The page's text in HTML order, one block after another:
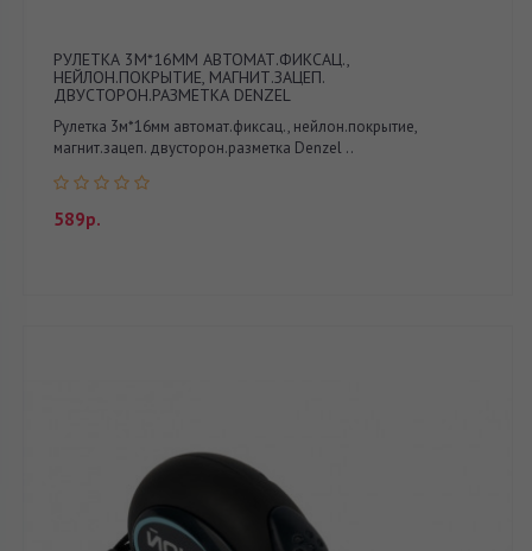
РУЛЕТКА 3М*16ММ АВТОМАТ.ФИКСАЦ.,
НЕЙЛОН.ПОКРЫТИЕ, МАГНИТ.ЗАЦЕП.
ДВУСТОРОН.РАЗМЕТКА DENZEL
Рулетка 3м*16мм автомат.фиксац., нейлон.покрытие,
магнит.зацеп. двусторон.разметка Denzel ..
589р.